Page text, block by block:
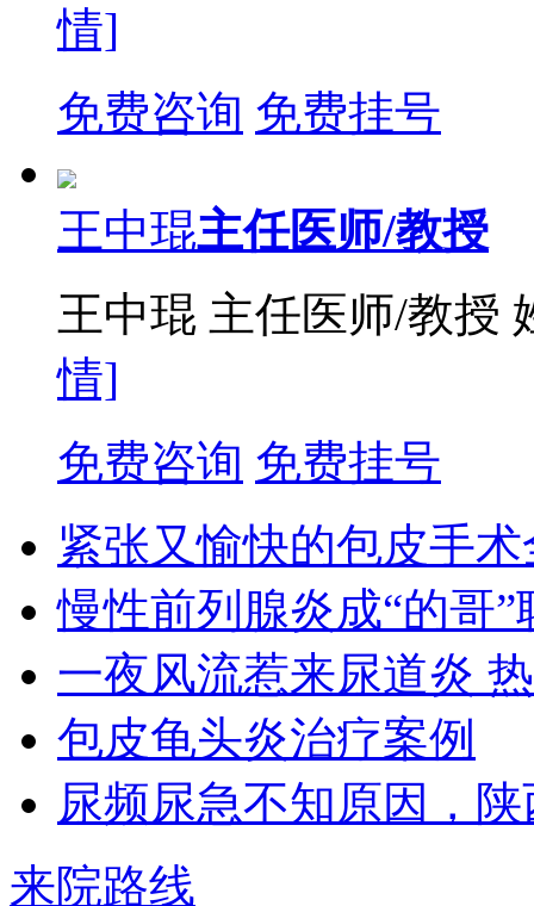
情]
免费咨询 免费挂号
王中琨主任医师/教授
王中琨 主任医师/教授
情]
免费咨询 免费挂号
紧张又愉快的包皮手
慢性前列腺炎成“的哥”
一夜风流惹来尿道炎
包皮龟头炎治疗案例
尿频尿急不知原因，
来院路线